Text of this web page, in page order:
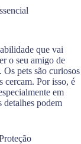
que vai
o seu amigo de
pets são curiosos
cercam. Por isso, é
em
detalhes podem